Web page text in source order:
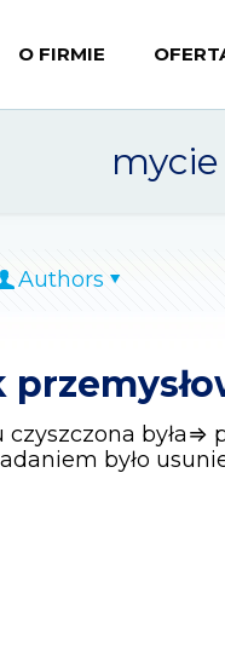
O FIRMIE
Authors
było